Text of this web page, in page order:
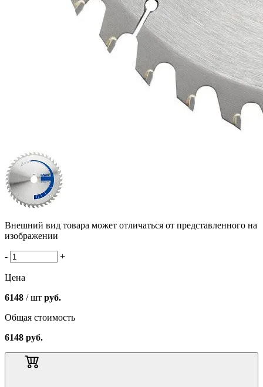
Внешний вид товара может отличаться от представленного на
изображении
- +
Цена
6148 / шт руб.
Общая стоимость
6148 руб.